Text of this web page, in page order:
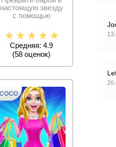
настоящую звезду
с помощью
Средняя: 4.9
(58 оценок)